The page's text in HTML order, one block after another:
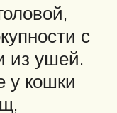
с
из ушей.
у кошки